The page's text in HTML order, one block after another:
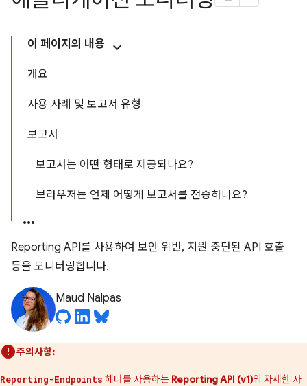
이 페이지의 내용
개요
사용 사례 및 보고서 유형
보고서
보고서는 어떤 형태로 제공되나요?
브라우저는 언제 어떻게 보고서를 전송하나요?
Reporting API를 사용하여 보안 위반, 지원 중단된 API 호출
등을 모니터링합니다.
Maud Nalpas
주의사항:
Reporting-Endpoints 헤더를 사용하는 Reporting API (v1)의 자세한 사